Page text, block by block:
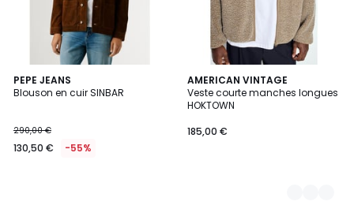
PEPE JEANS
Blouson en cuir SINBAR
290,00 €
130,50 € -55%
AMERICAN VINTAGE
Veste courte manches longues
HOKTOWN
185,00 €
4
Couleurs